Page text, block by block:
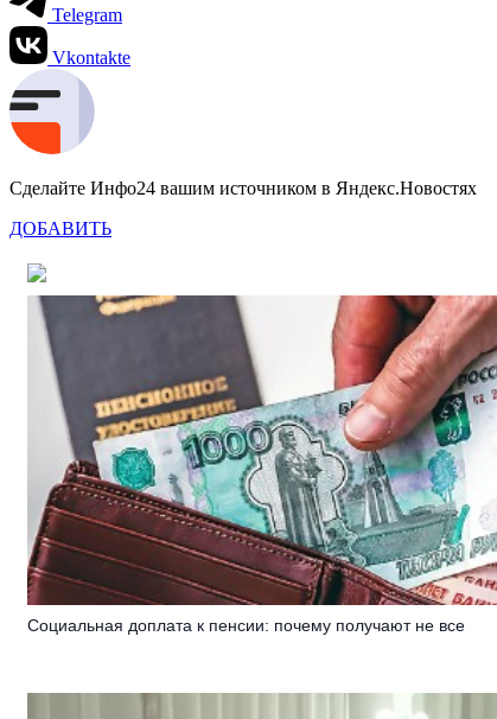
Telegram
Vkontakte
Сделайте Инфо24 вашим источником в Яндекс.Новостях
ДОБАВИТЬ
Социальная доплата к пенсии: почему получают не все